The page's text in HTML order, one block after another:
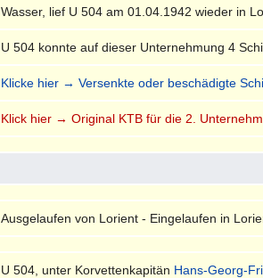
Wasser, lief U 504 am 01.04.1942 wieder in
U 504 konnte auf dieser Unternehmung 4
Klicke hier → Versenkte oder beschädigte
Klick hier → Original KTB für die 2.
Ausgelaufen von Lorient - Eingelaufen in
U 504, unter Korvettenkapitän Hans-Georg-